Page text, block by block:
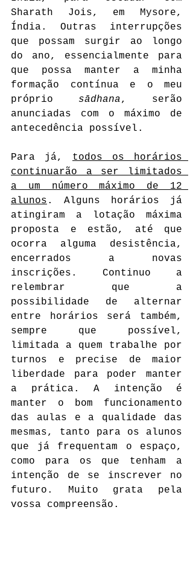
Sharath Jois, em Mysore,
Índia. Outras interrupções
que possam surgir ao longo
do ano, essencialmente para
que possa manter a minha
formação contínua e o meu
próprio sādhana, serão
anunciadas com o máximo de
antecedência possível.
Para já, todos os horários
continuarão a ser limitados
a um número máximo de 12
alunos . Alguns horários já
atingiram a lotação máxima
proposta e estão, até que
ocorra alguma desistência,
encerrados a novas
inscrições. Continuo a
relembrar que a
possibilidade de alternar
entre horários será também,
sempre que possível,
limitada a quem trabalhe por
turnos e precise de maior
liberdade para poder manter
a prática. A intenção é
manter o bom funcionamento
das aulas e a qualidade das
mesmas, tanto para os alunos
que já frequentam o espaço,
como para os que tenham a
intenção de se inscrever no
futuro. Muito grata pela
vossa compreensão.